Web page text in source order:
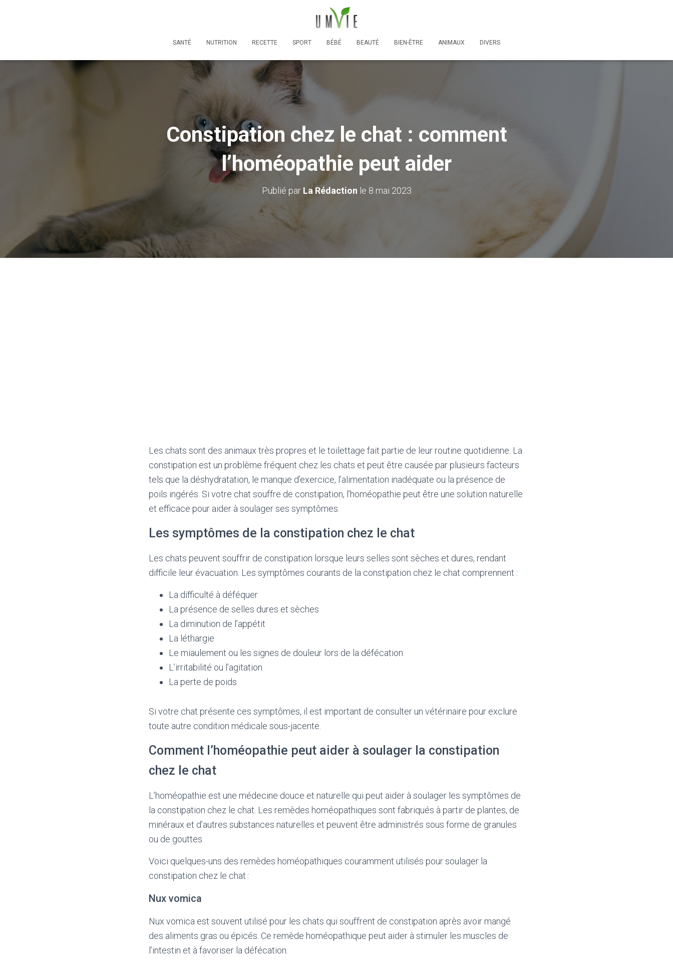
SANTÉ NUTRITION RECETTE SPORT BÉBÉ BEAUTÉ BIEN-ÊTRE ANIMAUX DIVERS
Constipation chez le chat : comment
l’homéopathie peut aider
Publié par La Rédaction le 8 mai 2023
Les chats sont des animaux très propres et le toilettage fait partie de leur routine quotidienne. La
constipation est un problème fréquent chez les chats et peut être causée par plusieurs facteurs
tels que la déshydratation, le manque d’exercice, l’alimentation inadéquate ou la présence de
poils ingérés. Si votre chat souffre de constipation, l’homéopathie peut être une solution naturelle
et efficace pour aider à soulager ses symptômes.
Les symptômes de la constipation chez le chat
Les chats peuvent souffrir de constipation lorsque leurs selles sont sèches et dures, rendant
difficile leur évacuation. Les symptômes courants de la constipation chez le chat comprennent :
La difficulté à déféquer
La présence de selles dures et sèches
La diminution de l’appétit
La léthargie
Le miaulement ou les signes de douleur lors de la défécation
L’irritabilité ou l’agitation
La perte de poids
Si votre chat présente ces symptômes, il est important de consulter un vétérinaire pour exclure
toute autre condition médicale sous-jacente.
Comment l’homéopathie peut aider à soulager la constipation
chez le chat
L’homéopathie est une médecine douce et naturelle qui peut aider à soulager les symptômes de
la constipation chez le chat. Les remèdes homéopathiques sont fabriqués à partir de plantes, de
minéraux et d’autres substances naturelles et peuvent être administrés sous forme de granules
ou de gouttes.
Voici quelques-uns des remèdes homéopathiques couramment utilisés pour soulager la
constipation chez le chat :
Nux vomica
Nux vomica est souvent utilisé pour les chats qui souffrent de constipation après avoir mangé
des aliments gras ou épicés. Ce remède homéopathique peut aider à stimuler les muscles de
l’intestin et à favoriser la défécation.